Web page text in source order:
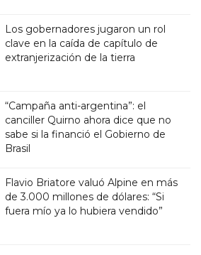
Los gobernadores jugaron un rol
clave en la caída de capítulo de
extranjerización de la tierra
“Campaña anti-argentina”: el
canciller Quirno ahora dice que no
sabe si la financió el Gobierno de
Brasil
Flavio Briatore valuó Alpine en más
de 3.000 millones de dólares: “Si
fuera mío ya lo hubiera vendido”